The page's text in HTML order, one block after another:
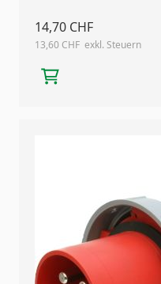
14,70 CHF
13,60 CHF